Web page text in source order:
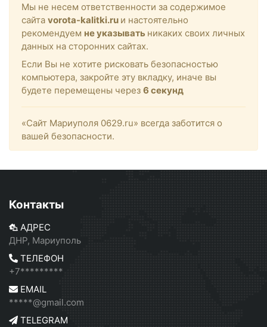
Мы не несем ответственности за содержимое
сайта vorota-kalitki.ru и настоятельно
рекомендуем не указывать никаких своих личных
данных на сторонних сайтах.
Если Вы не хотите рисковать безопасностью
компьютера, закройте эту вкладку, иначе вы
будете перемещены через 6 секунд
«Сайт Мариуполя 0629.ru» всегда заботится о
вашей безопасности.
Контакты
АДРЕС
ДНР, Мариуполь
ТЕЛЕФОН
+7*********
EMAIL
*****@gmail.com
TELEGRAM